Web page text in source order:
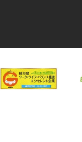
イン
ン
ク大学コン
岐阜
工会
絆